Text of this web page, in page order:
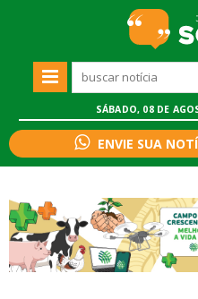
SÁBADO, 08 DE
ENVIE SUA